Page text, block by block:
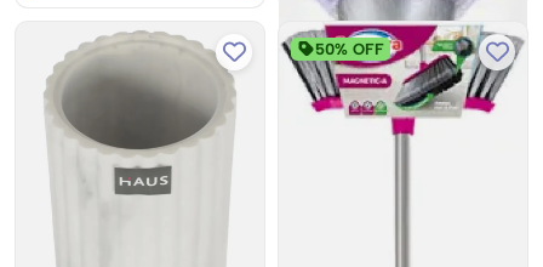
50% OFF